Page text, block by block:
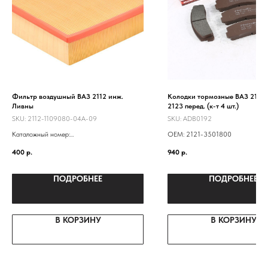
Фильтр воздушный ВАЗ 2112 инж.
Ливны
SKU: 2112-1109080-04А-09
Каталожный номер:
2112-1109080
400 р.
ПОДРОБНЕЕ
В КОРЗИНУ
Колодки тормозные ВАЗ 2121-
2123 перед. (к-т 4 шт.)
SKU: ADB0192
ОЕМ: 2121-3501800
940 р.
ПОДРОБНЕЕ
В КОРЗИНУ